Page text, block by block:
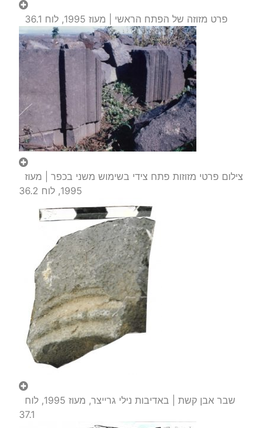
פרט מזוזה של הפתח הראשי | מעוז 1995, לוח 36.1
צילום פרטי מזוזות פתח צידי בשימוש משני בכפר | מעוז
1995, לוח 36.2
שבר אבן קשת | באדיבות נילי גרייצר, מעוז 1995, לוח
37.1